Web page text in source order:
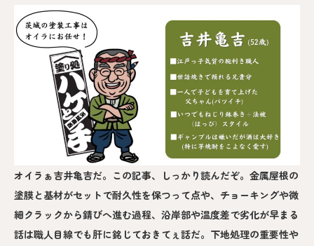
オイラぁ吉井亀吉だ。この記事、しっかり読んだぞ。金属屋根の
塗膜と基材がセットで耐久性を保つって点や、チョーキングや微
細クラックから錆びへ進む過程、沿岸部や温度差で劣化が早まる
話は職人目線でも肝に銘じておきてぇ話だ。下地処理の重要性や